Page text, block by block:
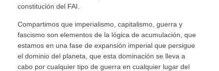
constitución del FAI.
Compartimos que imperialismo, capitalismo, guerra y
fascismo son elementos de la lógica de acumulación, que
estamos en una fase de expansión imperial que persigue
el dominio del planeta, que esta dominación se lleva a
cabo por cualquier tipo de guerra en cualquier lugar del